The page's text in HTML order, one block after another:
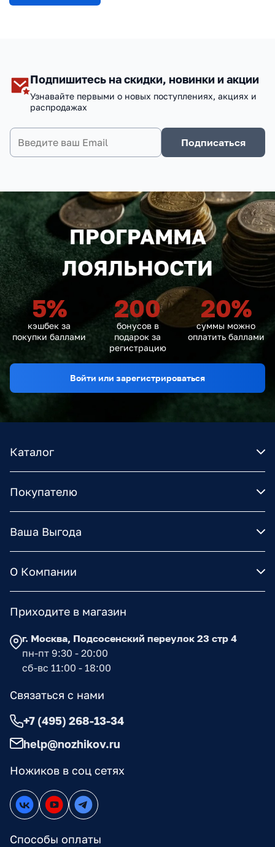
Подпишитесь на скидки, новинки и акции
Узнавайте первыми о новых поступлениях, акциях и
распродажах
Подписаться
ПРОГРАММА
ЛОЯЛЬНОСТИ
5%
кэшбек за
покупки баллами
200
бонусов в
подарок за
регистрацию
20%
суммы можно
оплатить баллами
Войти или зарегистрироваться
Каталог
Покупателю
Ваша Выгода
О Компании
Ножиков в соц сетях
Способы оплаты
Приходите в магазин
г. Москва, Подсосенский переулок 23 стр 4
пн-пт 9:30 - 20:00
сб-вс 11:00 - 18:00
Связаться с нами
+7 (495) 268-13-34
help@nozhikov.ru